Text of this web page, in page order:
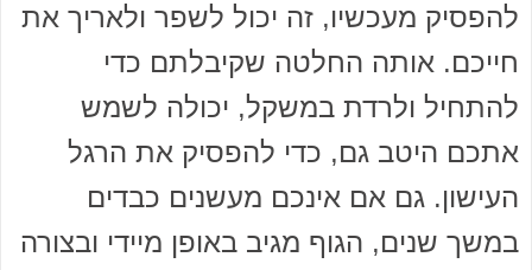
להפסיק מעכשיו, זה יכול לשפר ולאריך את
חייכם. אותה החלטה שקיבלתם כדי
להתחיל ולרדת במשקל, יכולה לשמש
אתכם היטב גם, כדי להפסיק את הרגל
העישון. גם אם אינכם מעשנים כבדים
במשך שנים, הגוף מגיב באופן מיידי ובצורה